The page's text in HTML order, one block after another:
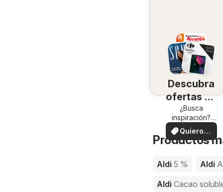
Descubra
ofertas en
su zona
¿Busca
inspiración?
¡Vea las ofertas
en su zona!
Quiero
ver
Productos
Aldi 5 % Aldi
Aldi Cacao